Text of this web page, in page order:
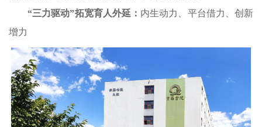
“三力驱动”拓宽育人外延： 内生动力、平台借力、创新
增力